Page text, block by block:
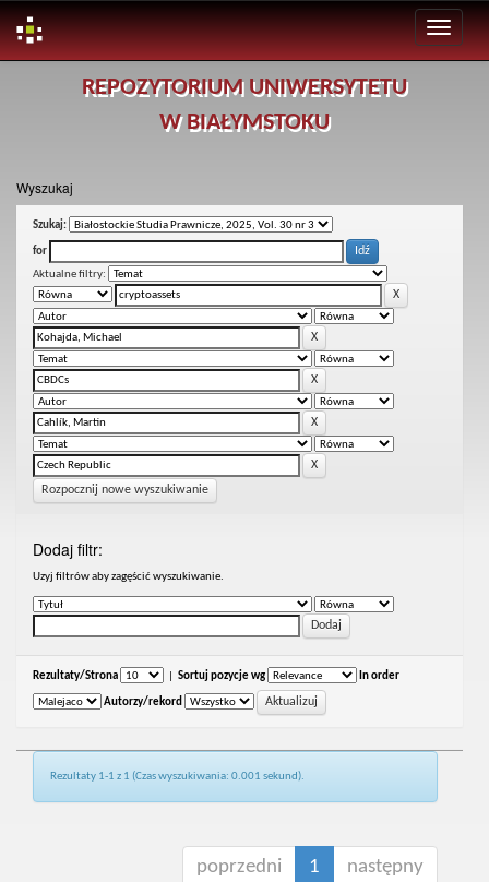
REPOZYTORIUM UNIWERSYTETU
W BIAŁYMSTOKU
Wyszukaj
Szukaj:
for
Aktualne filtry:
Rozpocznij nowe wyszukiwanie
Dodaj filtr:
Uzyj filtrów aby zagęścić wyszukiwanie.
Rezultaty/Strona Sortuj pozycje wg In order
Autorzy/rekord
Rezultaty 1-1 z 1 (Czas wyszukiwania: 0.001 sekund).
poprzedni 1 następny